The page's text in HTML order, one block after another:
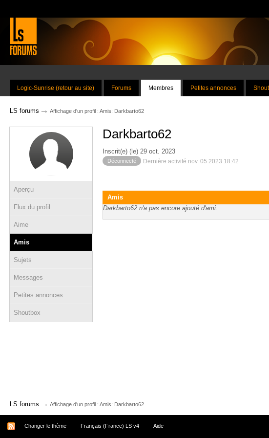
Logic-Sunrise (retour au site) Forums Membres Petites annonces
LS forums → Affichage d'un profil : Amis: Darkbarto62
Aperçu
Flux du profil
Aime
Amis
Sujets
Messages
Petites annonces
Shoutbox
Darkbarto62
Inscrit(e) (le) 29 oct. 2023
Déconnecté Dernière activité nov. 05 2023 18:42
Amis
Darkbarto62 n'a pas encore ajouté d'ami.
LS forums → Affichage d'un profil : Amis: Darkbarto62
Changer le thème Français (France) LS v4 Aide